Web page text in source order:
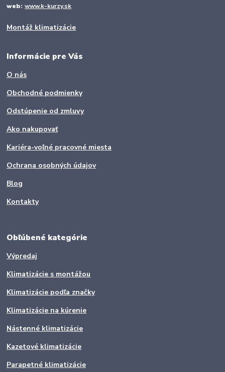
web:www.k-kurzy.sk
Montáž klimatizácie
Informácie pre Vás
O nás
Obchodné podmienky
Odstúpenie od zmluvy
Ako nakupovať
Kariéra-voľné pracovné miesta
Ochrana osobných údajov
Blog
Kontakty
Obľúbené kategórie
Výpredaj
Klimatizácie s montážou
Klimatizácie podľa značky
Klimatizácie na kúrenie
Nástenné klimatizácie
Kazetové klimatizácie
Parapetné klimatizácie